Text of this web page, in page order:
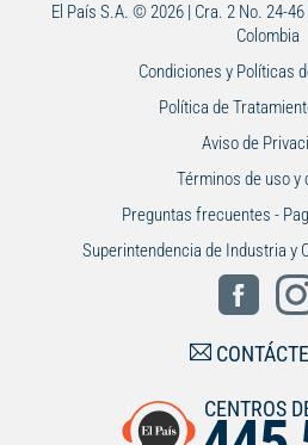
El País S.A. © 2026 | Cra. 2 No. 24-
Colombia
Condiciones y Políticas
Política de
Aviso de
Términos de uso y
Preguntas frecuentes -
Superintendencia de Industria y
CENTROS